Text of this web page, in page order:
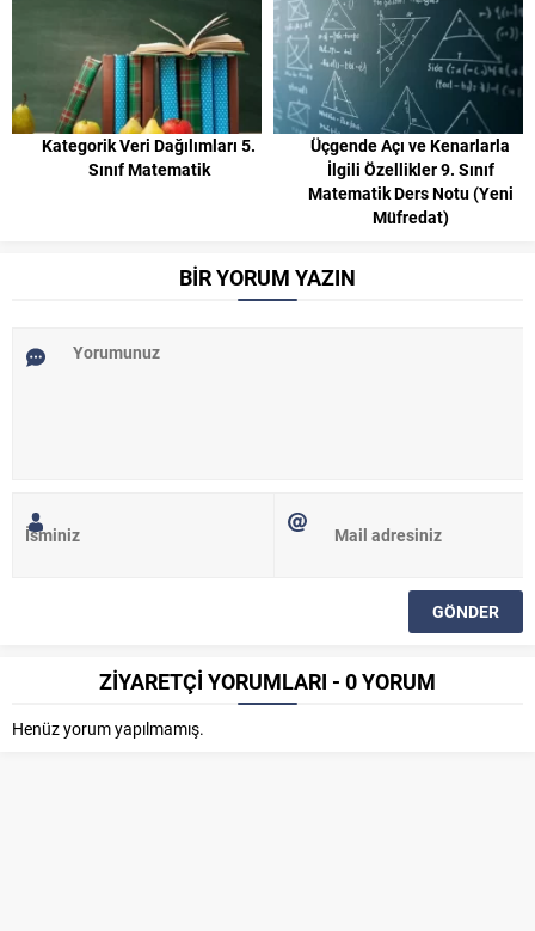
Kategorik Veri Dağılımları 5.
Sınıf Matematik
Üçgende Açı ve Kenarlarla
İlgili Özellikler 9. Sınıf
Matematik Ders Notu (Yeni
Müfredat)
BİR YORUM YAZIN
ZİYARETÇİ YORUMLARI - 0 YORUM
Henüz yorum yapılmamış.